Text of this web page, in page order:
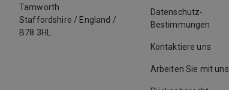
Tamworth
Staffordshire / England /
B78 3HL
Datenschutz-
Bestimmungen
Kontaktiere uns
Arbeiten Sie mit uns